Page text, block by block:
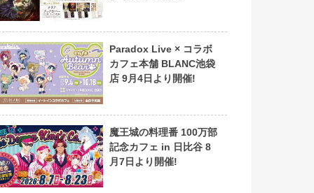
Paradox Live × コラボ
カフェ本舗 BLANC池袋
店 9月4日より開催!
魔王城の料理番 100万部
記念カフェ in 日比谷 8
月7日より開催!